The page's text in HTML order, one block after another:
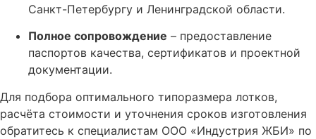
Санкт-Петербургу и Ленинградской области.
Полное сопровождение – предоставление
паспортов качества, сертификатов и проектной
документации.
Для подбора оптимального типоразмера лотков,
расчёта стоимости и уточнения сроков изготовления
обратитесь к специалистам ООО «Индустрия ЖБИ» по